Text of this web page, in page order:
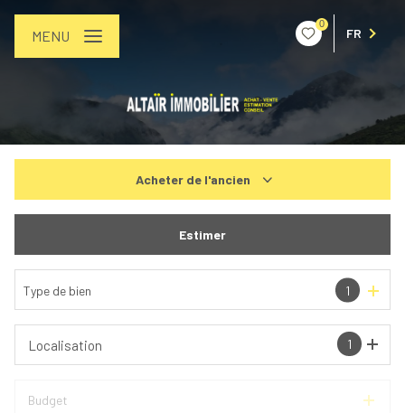
0
FR
MENU
Acheter de l'ancien
Estimer
Type de bien 1
1
Localisation
Budget